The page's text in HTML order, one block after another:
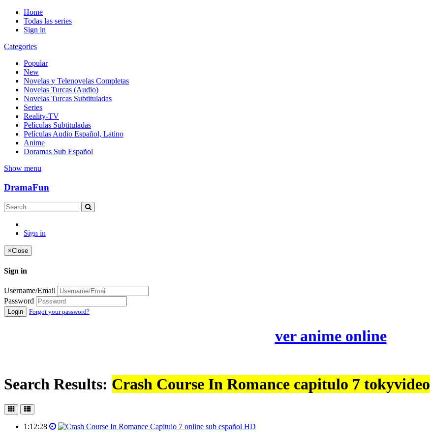
Home
Todas las series
Sign in
Categories
Popular
New
Novelas y Telenovelas Completas
Novelas Turcas (Audio)
Novelas Turcas Subtituladas
Series
Reality-TV
Películas Subtituladas
Películas Audio Español, Latino
Anime
Doramas Sub Español
Show menu
DramaFun
Sign in
×Close
Sign in
Username/Email
Password
Login Forgot your password?
ver anime online
Search Results: Crash Course In Romance capitulo 7 tokyvideo
1:12:28